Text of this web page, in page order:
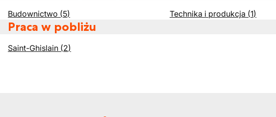
Budownictwo (5) Technika i produkcja (1)
Praca w pobliżu
Saint-Ghislain (2)